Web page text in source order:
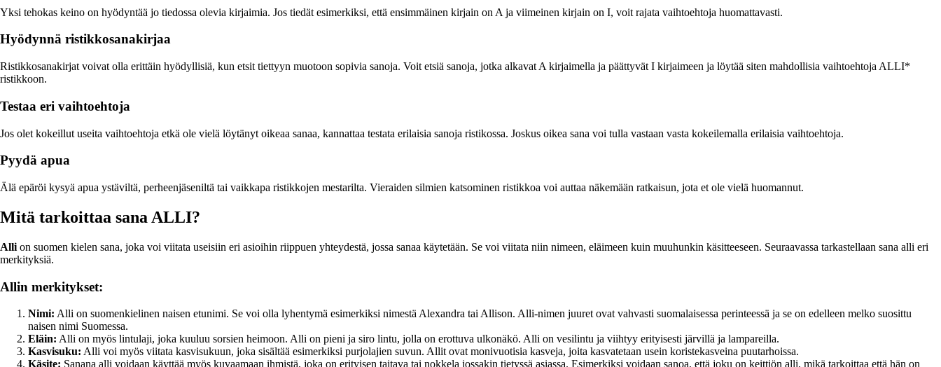
Yksi tehokas keino on hyödyntää jo tiedossa olevia kirjaimia. Jos tiedät esimerkiksi, että ensimmäinen kirjain on A ja viimeinen kirjain on I, voit rajata vaihtoehtoja huomattavasti.
Hyödynnä ristikkosanakirjaa
Ristikkosanakirjat voivat olla erittäin hyödyllisiä, kun etsit tiettyyn muotoon sopivia sanoja. Voit etsiä sanoja, jotka alkavat A kirjaimella ja päättyvät I kirjaimeen ja löytää siten mahdollisia vaihtoehtoja ALLI*
ristikkoon.
Testaa eri vaihtoehtoja
Jos olet kokeillut useita vaihtoehtoja etkä ole vielä löytänyt oikeaa sanaa, kannattaa testata erilaisia sanoja ristikossa. Joskus oikea sana voi tulla vastaan vasta kokeilemalla erilaisia vaihtoehtoja.
Pyydä apua
Älä epäröi kysyä apua ystäviltä, perheenjäseniltä tai vaikkapa ristikkojen mestarilta. Vieraiden silmien katsominen ristikkoa voi auttaa näkemään ratkaisun, jota et ole vielä huomannut.
Mitä tarkoittaa sana ALLI?
Alli on suomen kielen sana, joka voi viitata useisiin eri asioihin riippuen yhteydestä, jossa sanaa käytetään. Se voi viitata niin nimeen, eläimeen kuin muuhunkin käsitteeseen. Seuraavassa tarkastellaan sana alli eri
merkityksiä.
Allin merkitykset:
Nimi: Alli on suomenkielinen naisen etunimi. Se voi olla lyhentymä esimerkiksi nimestä Alexandra tai Allison. Alli-nimen juuret ovat vahvasti suomalaisessa perinteessä ja se on edelleen melko suosittu
naisen nimi Suomessa.
Eläin: Alli on myös lintulaji, joka kuuluu sorsien heimoon. Alli on pieni ja siro lintu, jolla on erottuva ulkonäkö. Alli on vesilintu ja viihtyy erityisesti järvillä ja lampareilla.
Kasvisuku: Alli voi myös viitata kasvisukuun, joka sisältää esimerkiksi purjolajien suvun. Allit ovat monivuotisia kasveja, joita kasvatetaan usein koristekasveina puutarhoissa.
Käsite: Sanana alli voidaan käyttää myös kuvaamaan ihmistä, joka on erityisen taitava tai nokkela jossakin tietyssä asiassa. Esimerkiksi voidaan sanoa, että joku on keittiön alli, mikä tarkoittaa että hän on